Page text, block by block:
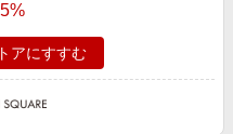
アにすすむ